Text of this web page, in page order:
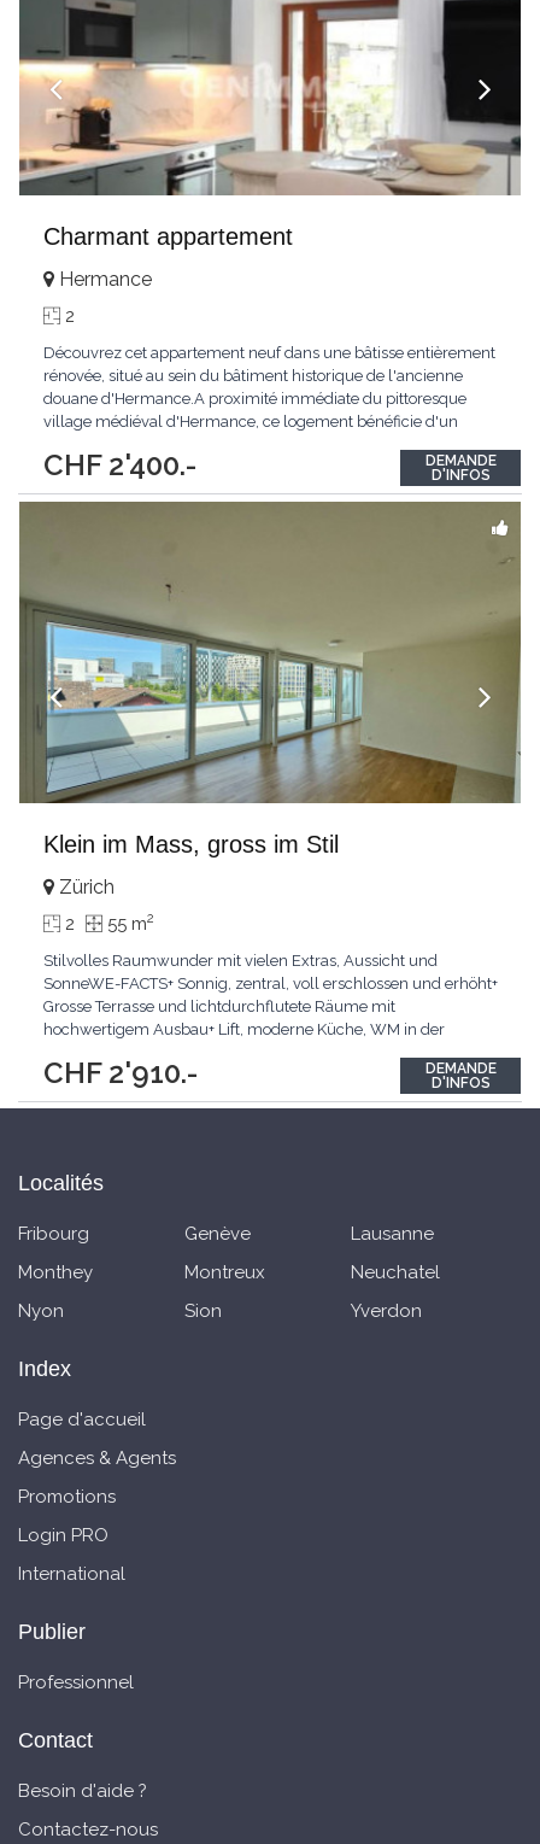
Charmant appartement
CHF 2'400.-
Hermance
2
Découvrez cet appartement neuf dans une bâtisse entièrement
rénovée, situé au sein du bâtiment historique de l'ancienne
douane d'Hermance.A proximité immédiate du pittoresque
village médiéval d'Hermance, ce logement bénéficie d'un
bâtiment de l'ancienne douane, témoin du riche passé
historique de la région, profite d'un...
DEMANDE
D'INFOS
Klein im Mass, gross im Stil
CHF 2'910.-
Zürich
2 55 m2
Stilvolles Raumwunder mit vielen Extras, Aussicht und
SonneWE-FACTS+ Sonnig, zentral, voll erschlossen und erhöht+
Grosse Terrasse und lichtdurchflutete Räume mit
hochwertigem Ausbau+ Lift, moderne Küche, WM in der
Sonnige, voll erschlossene Lage mit hervorragender
Infrastruktur.Interesiert? JETZT anrufen: +41 79 813 46 61
DEMANDE
D'INFOS
Localités
Fribourg Genève
Lausanne
Monthey
Montreux
Neuchatel
Nyon
Sion Yverdon
Index
Page d'accueil
Agences & Agents
Promotions
Login PRO
International
Publier
Professionnel
Contact
Besoin d'aide ?
Contactez-nous